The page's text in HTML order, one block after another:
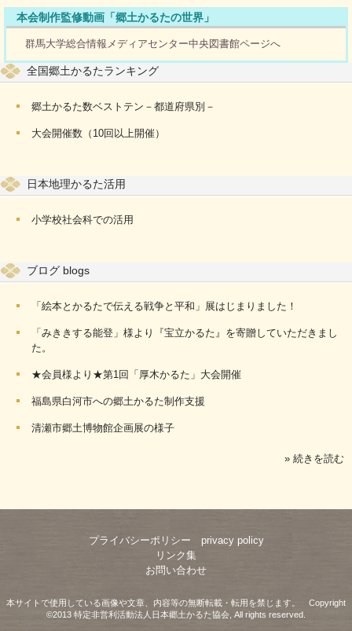
本会制作監修動画「郷土かるたの世界」
群馬大学総合情報メディアセンター中央図書館ページへ
全国郷土かるたランキング
郷土かるた数ベストテン－都道府県別－
大会開催数（10回以上開催）
日本地理かるた活用
小学校社会科での活用
ブログ blogs
「絵本とかるたで伝える戦争と平和」展はじまりました！
「みききする能登」様より『宝立かるた』を寄贈していただきまし
た。
★会員様より★第1回「厚木かるた」大会開催
福島県白河市への郷土かるた制作支援
清瀬市郷土博物館企画展の様子
» 続きを読む
プライバシーポリシー privacy policy
リンク集
お問い合わせ
本サイトで使用している画像や文章、内容等の無断転載・転用を禁じます。 Copyright
©2013 特定非営利活動法人日本郷土かるた協会, All rights reserved.